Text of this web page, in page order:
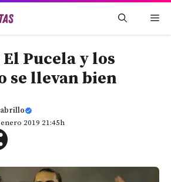
Pucela y los
se llevan bien
2019 21:45h